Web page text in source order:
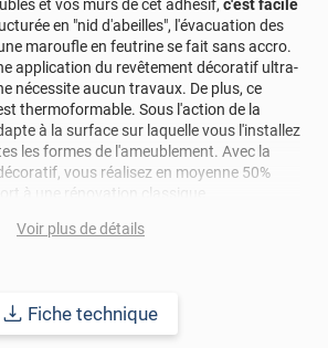
et vos murs de cet adhésif, c'est facile
en "nid d'abeilles", l'évacuation des
maroufle en feutrine se fait sans accro.
application du revêtement décoratif ultra-
nécessite aucun travaux. De plus, ce
thermoformable. Sous l'action de la
à la surface sur laquelle vous l'installez
les formes de l'ameublement. Avec la
vous réalisez en moyenne 50%
à une rénovation classique.
jeunesse à vos murs ou meubles,
cet adhésif masque également les petites
A+ au test C.O.V et C-s2,d0 au feu, ce
Voir plus de détails
Fiche technique